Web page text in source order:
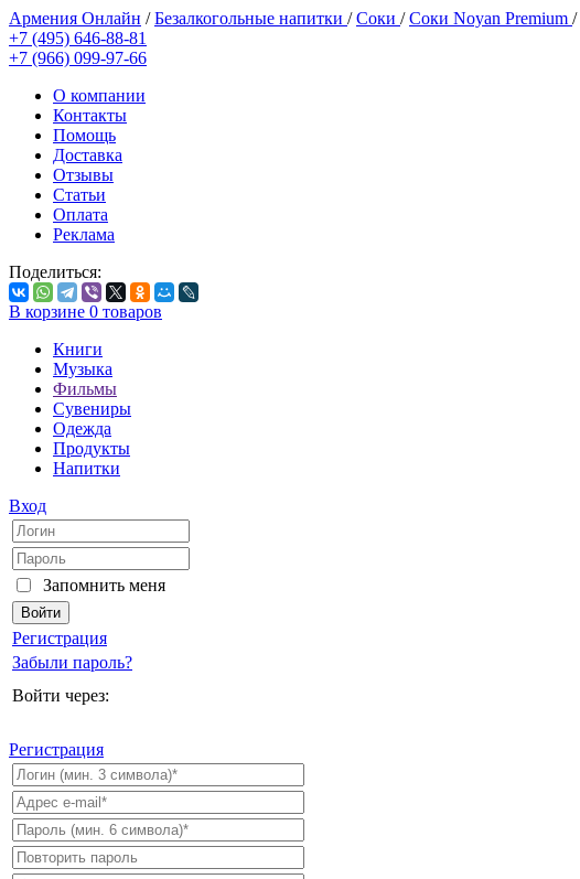
Армения Онлайн /Безалкогольные напитки /Соки /Соки Noyan Premium /
+7 (495) 646-88-81
+7 (966) 099-97-66
О компании
Контакты
Помощь
Доставка
Отзывы
Статьи
Оплата
Реклама
Поделиться:
В корзине 0 товаров
Книги
Музыка
Фильмы
Сувениры
Одежда
Продукты
Напитки
Вход
Запомнить меня
Регистрация
Забыли пароль?
Войти через:
Регистрация